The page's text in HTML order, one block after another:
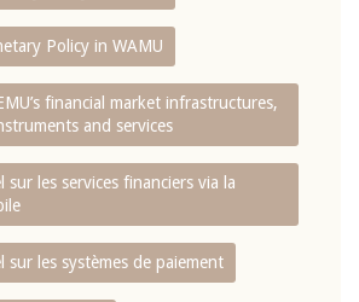
Policy in WAMU
financial market infrastructures,
and services
sur les services financiers via la
sur les systèmes de paiement